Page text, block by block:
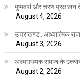
पुष्पवर्षा और चरण
August 4, 2026
उत्तराखण्ड : आध्यात्मिक
August 3, 2026
अल्पसंख्यक समाज के उत्थान
August 2, 2026